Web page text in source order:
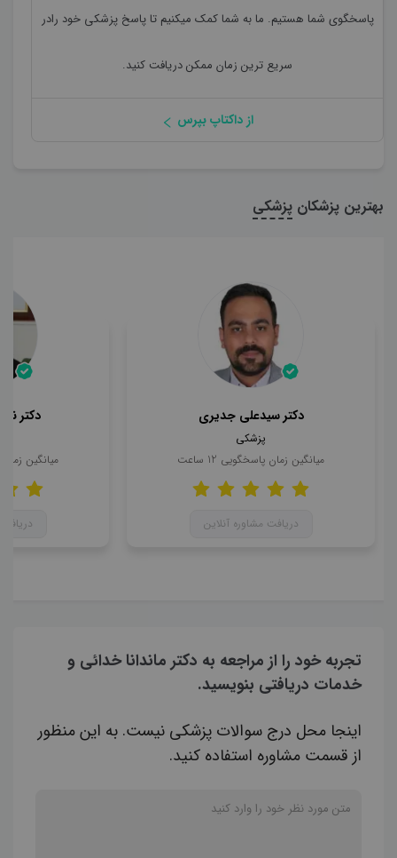
پاسخگوی شما هستیم. ما به شما کمک میکنیم تا پاسخ پزشکی خود رادر
سریع ترین زمان ممکن دریافت کنید.
از داکتاپ بپرس
بهترین پزشکان پزشکی
دکتر سیدعلی جدیری
پزشکی
میانگین زمان پاسخگویی 12 ساعت
دریافت مشاوره آنلاین
دکتر
میانگین
تجربه خود را از مراجعه به دکتر ماندانا خدائی و
خدمات دریافتی بنویسید.
اینجا محل درج سوالات پزشکی نیست. به این منظور
از قسمت مشاوره استفاده کنید.